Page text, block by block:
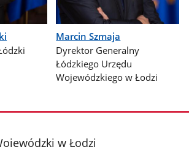
Marcin Szmaja
Dyrektor Generalny
Łódzkiego Urzędu
Wojewódzkiego w Łodzi
w Łodzi